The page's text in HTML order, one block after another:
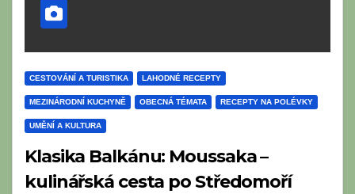
CESTOVÁNÍ A TURISTIKA LAHODNÉ RECEPTY
MEZINÁRODNÍ KUCHYNĚ OBECNÁ TÉMATA RECEPTY NA POLÉVKY
UMĚNÍ A KULTURA
Klasika Balkánu: Moussaka –
kulinářská cesta po Středomoří